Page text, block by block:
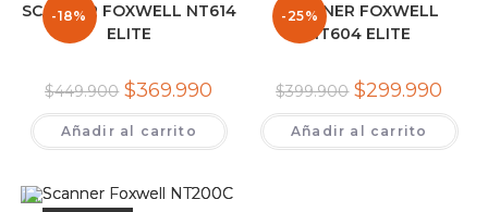
-18%
SCANNER FOXWELL NT614
ELITE
$449.900 El
precio
original
era:
$449.900.
$369.990
actual
es:
$369.990.
Añadir al carrito
-25%
SCANNER FOXWELL
NT604 ELITE
$399.900 El
precio
original
era:
$399.900.
$299.990
actual
es:
Añadir al carrito